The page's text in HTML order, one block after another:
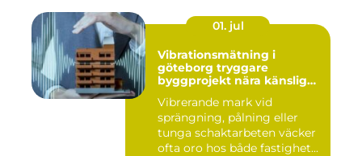
01. jul
Vibrationsmätning i
göteborg tryggare
byggprojekt nära känsliga
Vibrerande mark vid
sprängning, pålning eller
tunga schaktarbeten väcker
ofta oro hos både fastighet...